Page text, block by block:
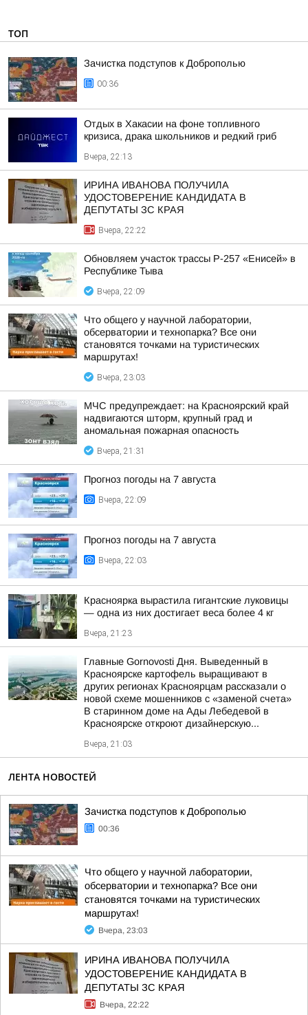
ТОП
Зачистка подступов к Доброполью
00:36
Отдых в Хакасии на фоне топливного
кризиса, драка школьников и редкий гриб
Вчера, 22:13
ИРИНА ИВАНОВА ПОЛУЧИЛА
УДОСТОВЕРЕНИЕ КАНДИДАТА В
ДЕПУТАТЫ ЗС КРАЯ
Вчера, 22:22
Обновляем участок трассы Р-257 «Енисей» в
Республике Тыва
Вчера, 22:09
Что общего у научной лаборатории,
обсерватории и технопарка? Все они
становятся точками на туристических
маршрутах!
Вчера, 23:03
МЧС предупреждает: на Красноярский край
надвигаются шторм, крупный град и
аномальная пожарная опасность
Вчера, 21:31
Прогноз погоды на 7 августа
Вчера, 22:09
Прогноз погоды на 7 августа
Вчера, 22:03
Красноярка вырастила гигантские луковицы
— одна из них достигает веса более 4 кг
Вчера, 21:23
Главные Gornovosti Дня. Выведенный в
Красноярске картофель выращивают в
других регионах Красноярцам рассказали о
новой схеме мошенников с «заменой счета»
В старинном доме на Ады Лебедевой в
Красноярске откроют дизайнерскую...
Вчера, 21:03
ЛЕНТА НОВОСТЕЙ
Зачистка подступов к Доброполью
00:36
Что общего у научной лаборатории,
обсерватории и технопарка? Все они
становятся точками на туристических
маршрутах!
Вчера, 23:03
ИРИНА ИВАНОВА ПОЛУЧИЛА
УДОСТОВЕРЕНИЕ КАНДИДАТА В
ДЕПУТАТЫ ЗС КРАЯ
Вчера, 22:22